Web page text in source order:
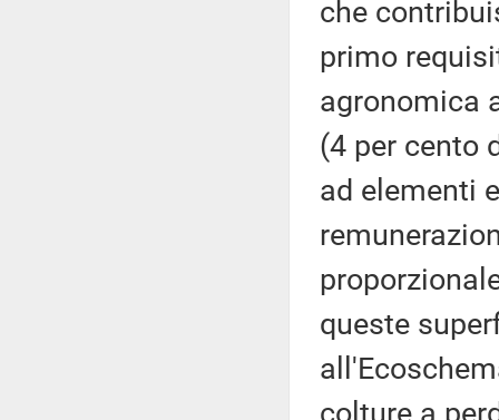
che
primo
agronomica
(4 per cento
ad elementi
queste